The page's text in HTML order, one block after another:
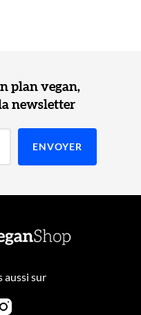
plan vegan,
newsletter
aussi sur